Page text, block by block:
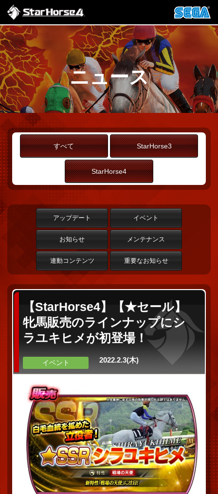
ニュース
すべて StarHorse3
StarHorse4
アップデート イベント
お知らせ メンテナンス
連動コンテンツ 重要なお知らせ
【StarHorse4】【★セール】
牝馬販売のラインナップにシ
ラユキヒメが初登場！
イベント 2022.2.3(木)